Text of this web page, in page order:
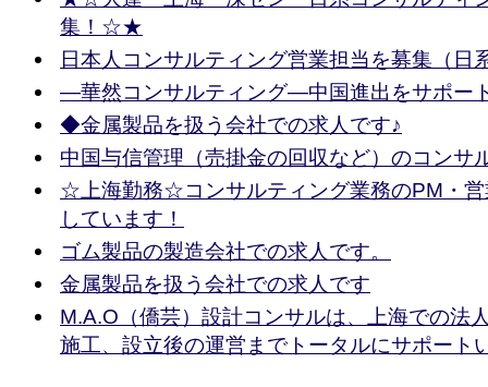
集！☆★
日本人コンサルティング営業担当を募集（日
—華然コンサルティング—中国進出をサポー
◆金属製品を扱う会社での求人です♪
中国与信管理（売掛金の回収など）のコンサ
☆上海勤務☆コンサルティング業務のPM・営
しています！
ゴム製品の製造会社での求人です。
金属製品を扱う会社での求人です
M.A.O（僑芸）設計コンサルは、上海での法
施工、設立後の運営までトータルにサポート